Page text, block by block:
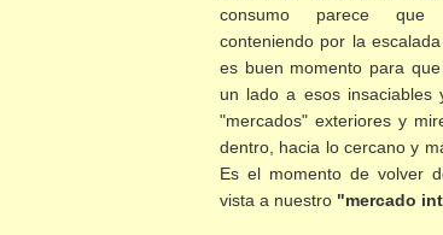
consumo parece
conteniendo por la
es buen momento para
un lado a esos insaciables
"mercados" exteriores y
dentro, hacia lo cercano y
Es el momento de volver
vista a nuestro "mercado